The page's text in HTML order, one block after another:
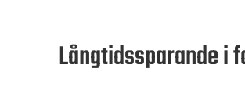
Långtidssparande i